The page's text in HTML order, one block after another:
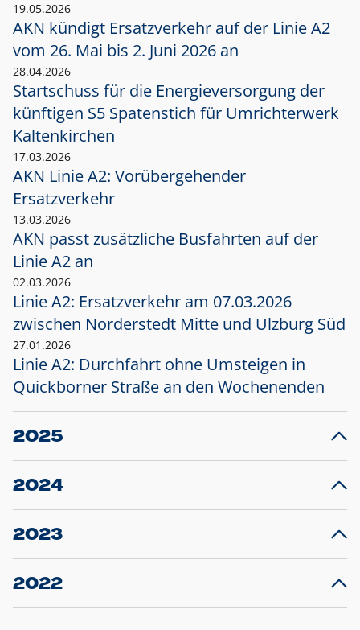
19.05.2026
AKN kündigt Ersatzverkehr auf der Linie A2
vom 26. Mai bis 2. Juni 2026 an
28.04.2026
Startschuss für die Energieversorgung der
künftigen S5 Spatenstich für Umrichterwerk
Kaltenkirchen
17.03.2026
AKN Linie A2: Vorübergehender
Ersatzverkehr
13.03.2026
AKN passt zusätzliche Busfahrten auf der
Linie A2 an
02.03.2026
Linie A2: Ersatzverkehr am 07.03.2026
zwischen Norderstedt Mitte und Ulzburg Süd
27.01.2026
Linie A2: Durchfahrt ohne Umsteigen in
Quickborner Straße an den Wochenenden
2025
23.12.2025
Projekt S5: Start der Bauarbeiten am
2024
10.12.2024
Großprojekt S5: Sperrung der Bahnstraße in
2023
20.12.2023
Schleswig-Holstein verlängert den
2022
22.12.2022